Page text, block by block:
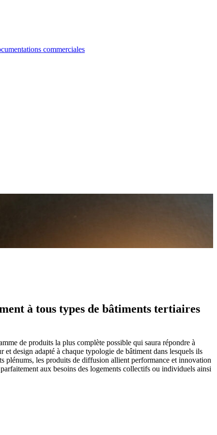
commerciales
à tous types de bâtiments tertiaires
de produits la plus complète possible qui saura répondre à
design adapté à chaque typologie de bâtiment dans lesquels ils
plénums, les produits de diffusion allient performance et innovation
aux besoins des logements collectifs ou individuels ainsi